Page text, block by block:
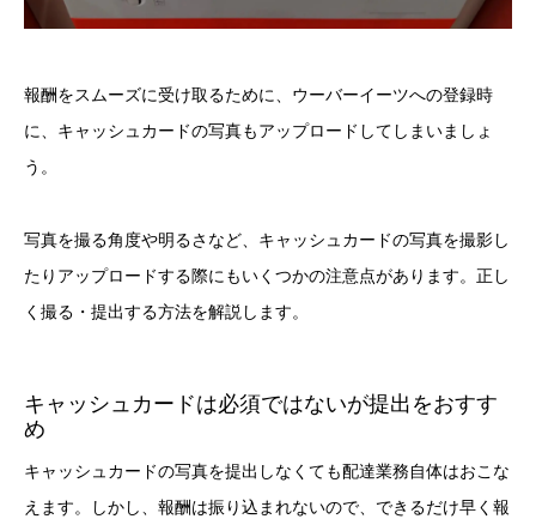
報酬をスムーズに受け取るために、ウーバーイーツへの登録時
に、キャッシュカードの写真もアップロードしてしまいましょ
う。
写真を撮る角度や明るさなど、キャッシュカードの写真を撮影し
たりアップロードする際にもいくつかの注意点があります。正し
く撮る・提出する方法を解説します。
キャッシュカードは必須ではないが提出をおすす
め
キャッシュカードの写真を提出しなくても配達業務自体はおこな
えます。しかし、報酬は振り込まれないので、できるだけ早く報